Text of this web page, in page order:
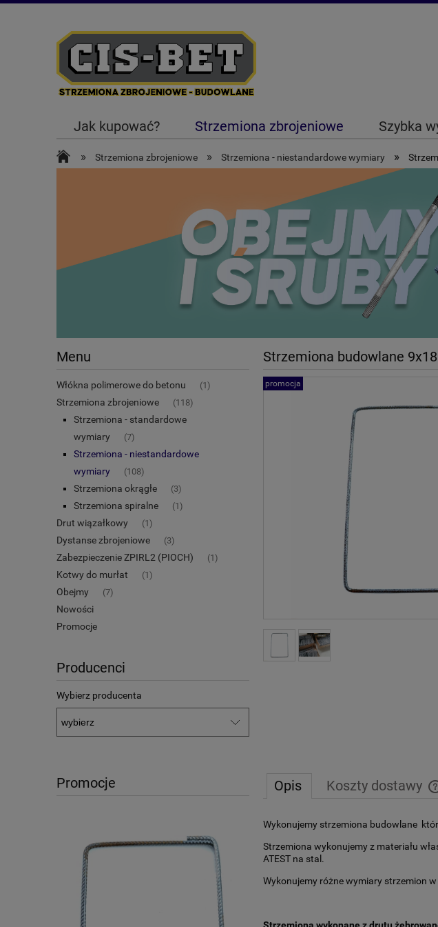
Jak kupować? Strzemiona zbrojeniowe Szybka
» Strzemiona zbrojeniowe » Strzemiona - niestandardowe wymiary »
Menu
Włókna polimerowe do betonu (1)
Strzemiona zbrojeniowe (118)
Strzemiona - standardowe
wymiary
(7)
Strzemiona - niestandardowe
wymiary
(108)
Strzemiona okrągłe (3)
Strzemiona spiralne (1)
Drut wiązałkowy (1)
Dystanse zbrojeniowe (3)
Zabezpieczenie ZPIRL2 (PIOCH) (1)
Kotwy do murłat (1)
Obejmy (7)
Nowości
Promocje
Producenci
Wybierz producenta
Promocje
Strzemiona budowlane
promocja
Opis Koszty dostawy
Wykonujemy strzemiona budowlane
Strzemiona wykonujemy z materiału
ATEST na stal.
Wykonujemy różne wymiary strzemion